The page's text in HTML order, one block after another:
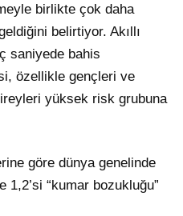
birlikte çok daha
belirtiyor. Akıllı
saniyede bahis
özellikle gençleri ve
yüksek risk grubuna
göre dünya genelinde
“kumar bozukluğu”